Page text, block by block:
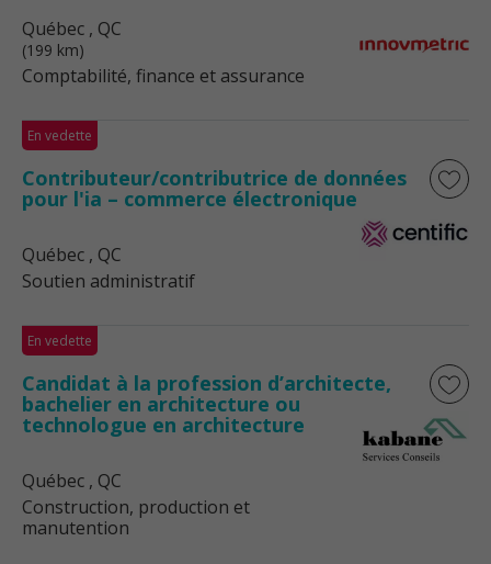
Québec , QC
(199 km)
Comptabilité, finance et assurance
En vedette
Contributeur/contributrice de données
pour l'ia – commerce électronique
Québec , QC
Soutien administratif
En vedette
Candidat à la profession d’architecte,
bachelier en architecture ou
technologue en architecture
Québec , QC
Construction, production et
manutention